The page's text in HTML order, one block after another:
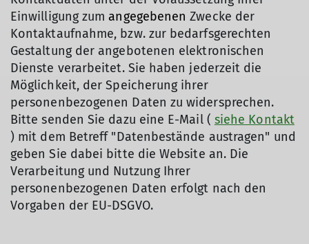
Einwilligung zum angegebenen Zwecke der
Kontaktaufnahme, bzw. zur bedarfsgerechten
Gestaltung der angebotenen elektronischen
Dienste verarbeitet. Sie haben jederzeit die
Möglichkeit, der Speicherung ihrer
personenbezogenen Daten zu widersprechen.
Bitte senden Sie dazu eine E-Mail ( siehe Kontakt
) mit dem Betreff "Datenbestände austragen" und
geben Sie dabei bitte die Website an. Die
Verarbeitung und Nutzung Ihrer
personenbezogenen Daten erfolgt nach den
Vorgaben der EU-DSGVO.